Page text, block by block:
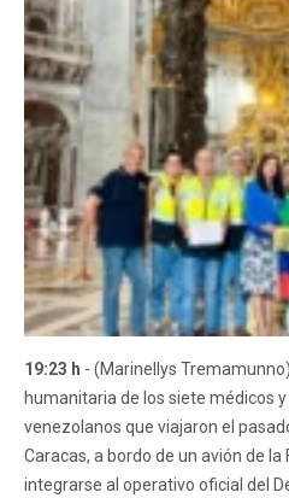
19:23 h - (Marinellys
humanitaria de los siete médicos
venezolanos que viajaron el
Caracas, a bordo de un avión de
integrarse al operativo oficial del